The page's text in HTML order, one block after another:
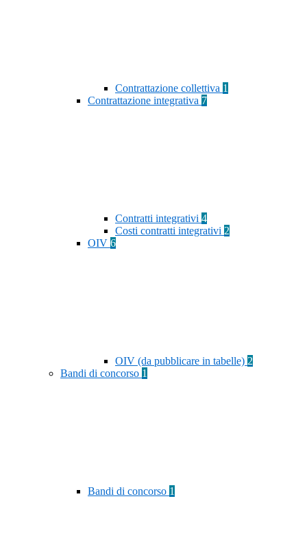
Contrattazione collettiva 1
Contrattazione integrativa 7
Contratti integrativi 4
Costi contratti integrativi 2
OIV 6
OIV (da pubblicare in tabelle) 2
Bandi di concorso 1
Bandi di concorso 1